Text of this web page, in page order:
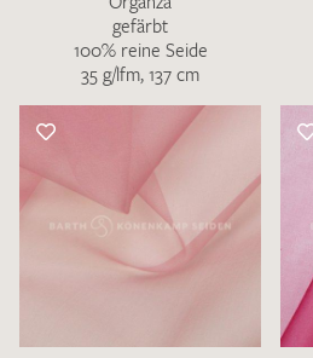
gefärbt
100% reine Seide
35 g/lfm, 137 cm